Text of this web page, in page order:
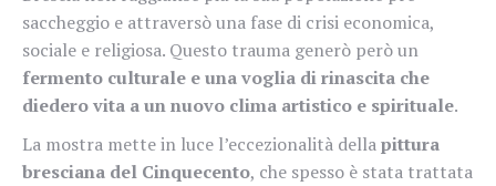
saccheggio e attraversò una fase di crisi economica,
sociale e religiosa. Questo trauma generò però un
fermento culturale e una voglia di rinascita che
diedero vita a un nuovo clima artistico e spirituale.
La mostra mette in luce l’eccezionalità dellapittura
bresciana del Cinquecento, che spesso è stata trattata